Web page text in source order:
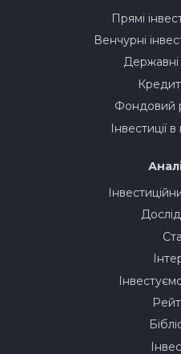
Прямі
Венчурні
Державні
Фондовий
Інвестиції